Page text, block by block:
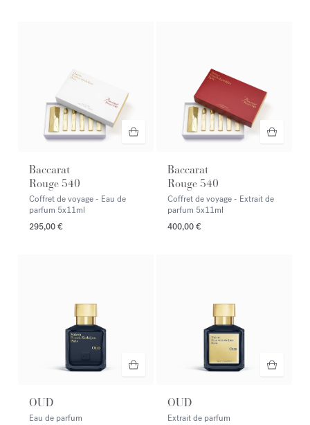
Baccarat
Rouge 540
Coffret de voyage - Eau de
parfum 5x11ml
295,00 €
Baccarat
Rouge 540
Coffret de voyage - Extrait de
parfum 5x11ml
400,00 €
OUD
Eau de parfum
OUD
Extrait de parfum